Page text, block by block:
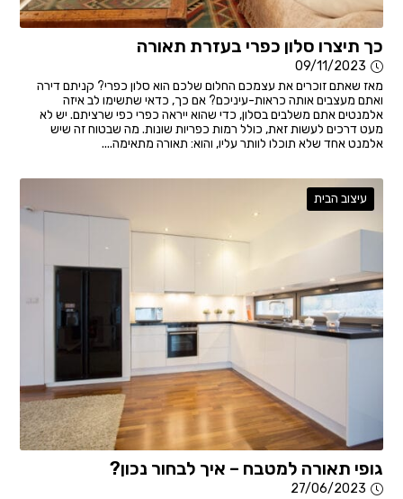
כך תיצרו סלון כפרי בעזרת תאורה
09/11/2023
מאז שאתם זוכרים את עצמכם החלום שלכם הוא סלון כפרי? קניתם דירה
ואתם מעצבים אותה כראות-עיניכם? אם כך, כדאי שתשימו לב איזה
אלמנטים אתם משלבים בסלון, כדי שהוא ייראה כפרי כפי שרציתם. יש לא
מעט דרכים לעשות זאת, כולל רמות כפריות שונות. מה שבטוח זה שיש
אלמנט אחד שלא תוכלו לוותר עליו, והוא: תאורה מתאימה....
עיצוב הבית
גופי תאורה למטבח – איך לבחור נכון?
27/06/2023